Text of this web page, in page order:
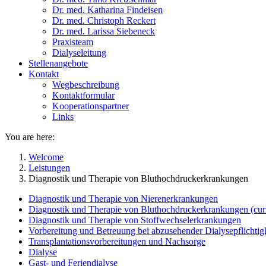
Dr. med. Katharina Findeisen
Dr. med. Christoph Reckert
Dr. med. Larissa Siebeneck
Praxisteam
Dialyseleitung
Stellenangebote
Kontakt
Wegbeschreibung
Kontaktformular
Kooperationspartner
Links
You are here:
Welcome
Leistungen
Diagnostik und Therapie von Bluthochdruckerkrankungen
Diagnostik und Therapie von Nierenerkrankungen
Diagnostik und Therapie von Bluthochdruckerkrankungen
Diagnostik und Therapie von Stoffwechselerkrankungen
Vorbereitung und Betreuung bei abzusehender
Transplantationsvorbereitungen und Nachsorge
Dialyse
Gast- und Feriendialyse